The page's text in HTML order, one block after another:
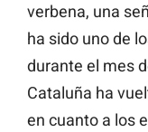
verbena, una
ha sido uno de
durante el mes
Cataluña ha
en cuanto a los